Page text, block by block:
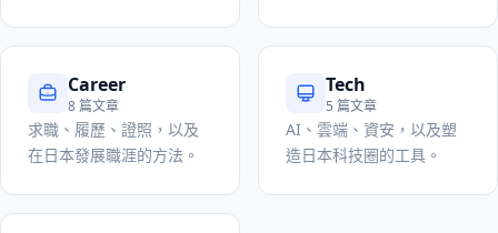
Career
8 篇文章
求職、履歷、證照，以及
在日本發展職涯的方法。
Tech
5 篇文章
AI、雲端、資安，以及塑
造日本科技圈的工具。